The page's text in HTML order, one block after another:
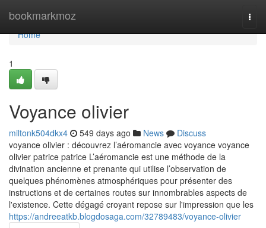
bookmarkmoz
Home
Home
1
Voyance olivier
miltonk504dkx4 549 days ago News
Discuss
voyance olivier : découvrez l’aéromancie avec voyance voyance
olivier patrice patrice L’aéromancie est une méthode de la
divination ancienne et prenante qui utilise l’observation de
quelques phénomènes atmosphériques pour présenter des
instructions et de certaines routes sur innombrables aspects de
l'existence. Cette dégagé croyant repose sur l'impression que les
https://andreeatkb.blogdosaga.com/32789483/voyance-olivier